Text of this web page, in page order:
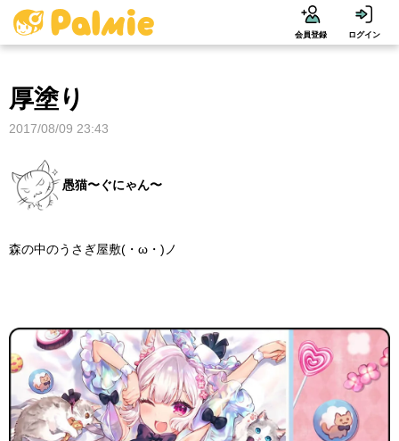
会員登録 ログイン
厚塗り
2017/08/09 23:43
愚猫〜ぐにゃん〜
森の中のうさぎ屋敷(・ω・)ノ